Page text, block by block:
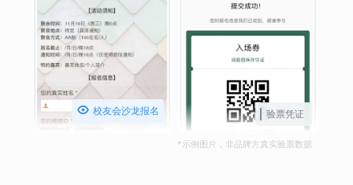
 校友会沙龙报名 验票凭证
*示例图片，非品牌方真实验票数据